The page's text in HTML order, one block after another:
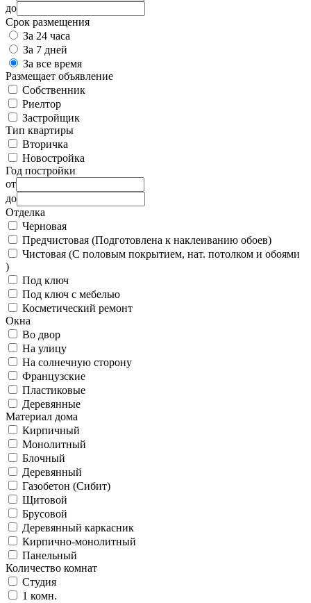
до
Срок размещения
За 24 часа
За 7 дней
За все время
Размещает объявление
Собственник
Риелтор
Застройщик
Тип квартиры
Вторичка
Новостройка
Год постройки
от
до
Отделка
Черновая
Предчистовая (Подготовлена к наклеиванию обоев)
Чистовая (С половым покрытием, нат. потолком и обоями
)
Под ключ
Под ключ с мебелью
Косметический ремонт
Окна
Во двор
На улицу
На солнечную сторону
Французские
Пластиковые
Деревянные
Материал дома
Кирпичный
Монолитный
Блочный
Деревянный
Газобетон (Сибит)
Щитовой
Брусовой
Деревянный каркасник
Кирпично-монолитный
Панельный
Количество комнат
Студия
1 комн.